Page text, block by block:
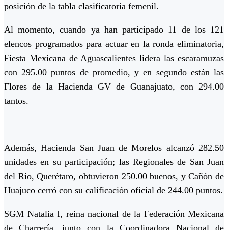
posición de la tabla clasificatoria femenil.
Al momento, cuando ya han participado 11 de los 121
elencos programados para actuar en la ronda eliminatoria,
Fiesta Mexicana de Aguascalientes lidera las escaramuzas
con 295.00 puntos de promedio, y en segundo están las
Flores de la Hacienda GV de Guanajuato, con 294.00
tantos.
Además, Hacienda San Juan de Morelos alcanzó 282.50
unidades en su participación; las Regionales de San Juan
del Río, Querétaro, obtuvieron 250.00 buenos, y Cañón de
Huajuco cerró con su calificación oficial de 244.00 puntos.
SGM Natalia I, reina nacional de la Federación Mexicana
de Charrería, junto con la Coordinadora Nacional de